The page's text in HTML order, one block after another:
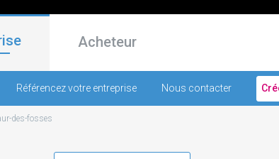
Acheteur
Référencez votre entreprise Nous contacter
des-fosses